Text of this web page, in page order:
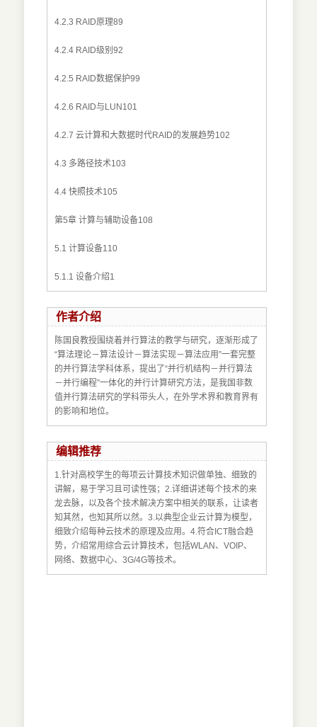
4.2.3 RAID原理89
4.2.4 RAID级别92
4.2.5 RAID数据保护99
4.2.6 RAID与LUN101
4.2.7 云计算和大数据时代RAID的发展趋势102
4.3 多路径技术103
4.4 快照技术105
第5章 计算与辅助设备108
5.1 计算设备110
5.1.1 设备介绍1
作者介绍
陈国良教授围绕着并行算法的教学与研究，逐渐形成了
“算法理论－算法设计－算法实现－算法应用”一套完整
的并行算法学科体系，提出了“并行机结构－并行算法
－并行编程”一体化的并行计算研究方法，是我国非数
值并行算法研究的学科带头人，在外学术界和教育界有
的影响和地位。
编辑推荐
1.针对高校学生的每项云计算技术知识做单独、细致的
讲解，易于学习且可读性强；2.详细讲述每个技术的来
龙去脉，以及各个技术解决方案中相关的联系，让读者
知其然，也知其所以然。3.以典型企业云计算为模型，
细致介绍每种云技术的原理及应用。4.符合ICT融合趋
势，介绍常用综合云计算技术，包括WLAN、VOIP、
网络、数据中心、3G/4G等技术。